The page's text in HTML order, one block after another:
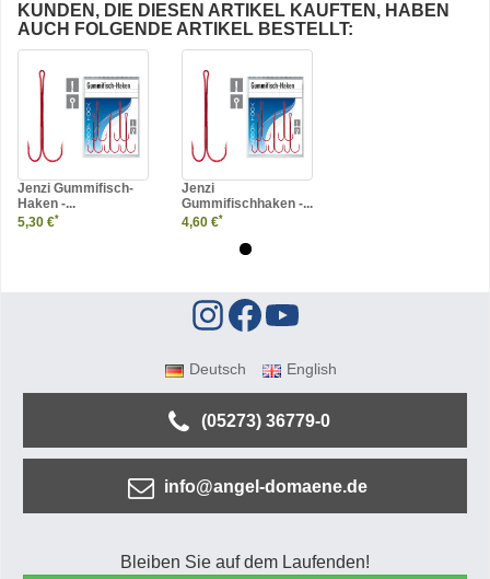
KUNDEN, DIE DIESEN ARTIKEL KAUFTEN, HABEN
AUCH FOLGENDE ARTIKEL BESTELLT:
Jenzi Gummifisch-
Haken -...
5,30 €*
Jenzi
Gummifischhaken -...
4,60 €*
Deutsch English
(05273) 36779-0
info@angel-domaene.de
Bleiben Sie auf dem Laufenden!